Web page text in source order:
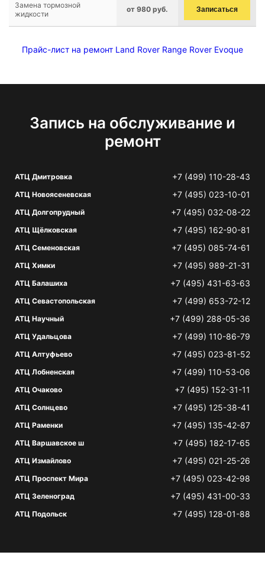
Замена тормозной
жидкости
от 980 руб. Записаться
Прайс-лист на ремонт Land Rover Range Rover Evoque
Запись на обслуживание и
ремонт
АТЦ Дмитровка +7 (499) 110-28-43
АТЦ Новоясеневская +7 (495) 023-10-01
АТЦ Долгопрудный +7 (495) 032-08-22
АТЦ Щёлковская +7 (495) 162-90-81
АТЦ Семеновская +7 (495) 085-74-61
АТЦ Химки +7 (495) 989-21-31
АТЦ Балашиха +7 (495) 431-63-63
АТЦ Севастопольская +7 (499) 653-72-12
АТЦ Научный +7 (499) 288-05-36
АТЦ Удальцова +7 (499) 110-86-79
АТЦ Алтуфьево +7 (495) 023-81-52
АТЦ Лобненская +7 (499) 110-53-06
АТЦ Очаково +7 (495) 152-31-11
АТЦ Солнцево +7 (495) 125-38-41
АТЦ Раменки +7 (495) 135-42-87
АТЦ Варшавское ш +7 (495) 182-17-65
АТЦ Измайлово +7 (495) 021-25-26
АТЦ Проспект Мира +7 (495) 023-42-98
АТЦ Зеленоград +7 (495) 431-00-33
АТЦ Подольск +7 (495) 128-01-88